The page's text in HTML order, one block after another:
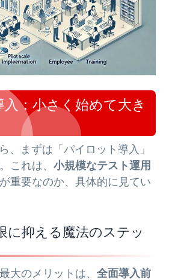
：小さく始めて大き
、まずは「パイロット導入」
これは、小規模なテスト運用
重要なのか、具体的に見てい
に抑える魔法のステッ
大のメリットは、全面導入前